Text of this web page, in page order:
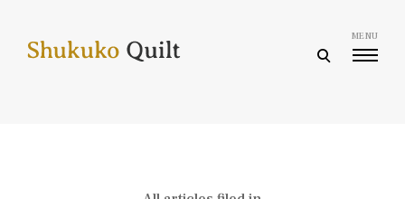
content
open
MENU